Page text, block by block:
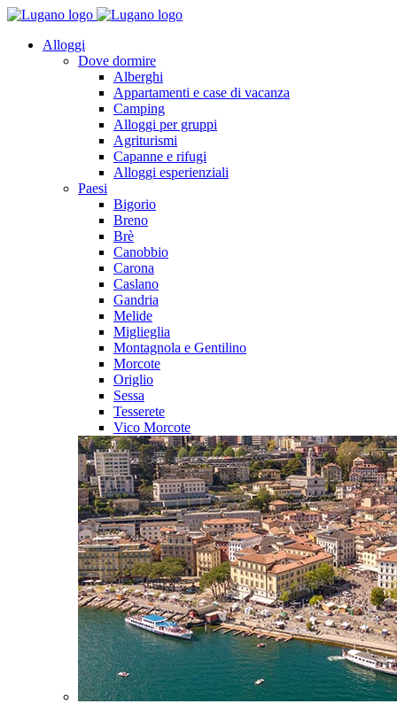
Alloggi
Dove dormire
Alberghi
Appartamenti e case di vacanza
Camping
Alloggi per gruppi
Agriturismi
Capanne e rifugi
Alloggi esperienziali
Paesi
Bigorio
Breno
Brè
Canobbio
Carona
Caslano
Gandria
Melide
Miglieglia
Montagnola e Gentilino
Morcote
Origlio
Sessa
Tesserete
Vico Morcote